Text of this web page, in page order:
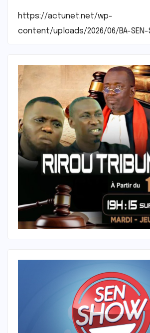
https://actunet.net/wp-
content/uploads/2026/06/BA-SEN-